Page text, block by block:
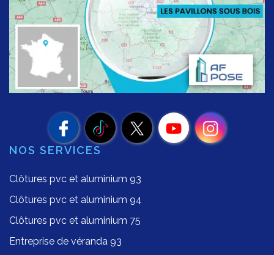
NOS SERVICES
Clôtures pvc et aluminium 93
Clôtures pvc et aluminium 94
Clôtures pvc et aluminium 75
Entreprise de véranda 93